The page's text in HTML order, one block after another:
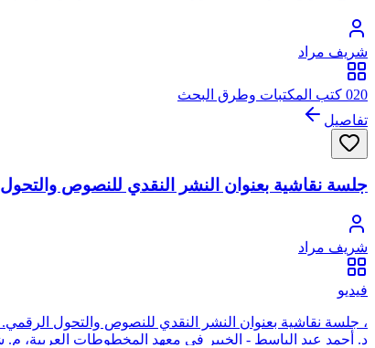
شريف مراد
020 كتب المكتبات وطرق البحث
تفاصيل
جلسة نقاشية بعنوان النشر النقدي للنصوص
شريف مراد
فيديو
د. أحمد عبد الباسط - الخبير في معهد المخطوطات